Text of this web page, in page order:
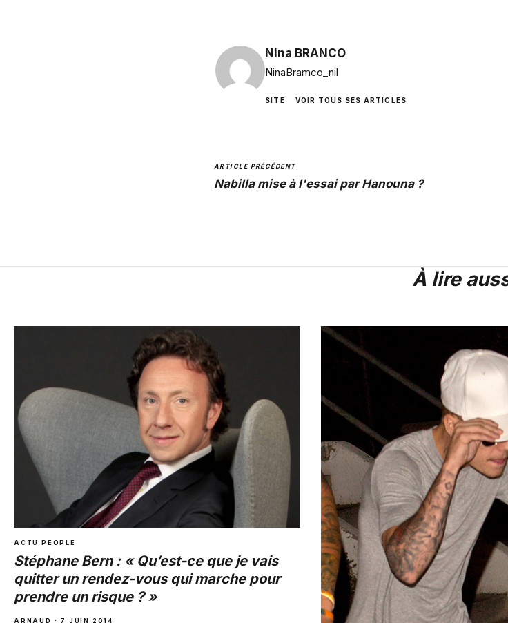
Nina BRANCO
NinaBramco_nil
SITE VOIR TOUS SES ARTICLES
ARTICLE PRÉCÉDENT
Nabilla mise à l'essai par Hanouna ?
À lire
ACTU PEOPLE
Stéphane Bern : « Qu’est-ce que je vais
quitter un rendez-vous qui marche pour
prendre un risque ? »
ARNAUD · 7 JUIN 2014